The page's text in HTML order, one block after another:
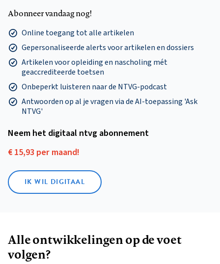
Abonneer vandaag nog!
Online toegang tot alle artikelen
Gepersonaliseerde alerts voor artikelen en dossiers
Artikelen voor opleiding en nascholing mét
geaccrediteerde toetsen
Onbeperkt luisteren naar de NTVG-podcast
Antwoorden op al je vragen via de AI-toepassing 'Ask
NTVG'
Neem het digitaal ntvg abonnement
€ 15,93 per maand!
IK WIL DIGITAAL
Alle ontwikkelingen op de voet
volgen?